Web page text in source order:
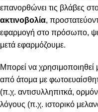
επανορθώνει τις βλάβες
ακτινοβολία,
εφαρμογή στο πρόσωπο,
μετά εφαρμόζουμε.
Μπορεί να
από άτομα με
(π.χ. αντισυλληπιτκά,
λόγους (π.χ. ιστορικό